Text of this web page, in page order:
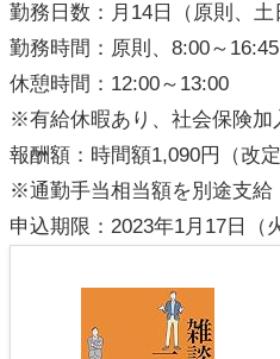
勤務日数：月14日（原則、土
勤務時間：原則、8:00～
休憩時間：12:00～13:00
※有給休暇あり、社会保険加
報酬額：時間額1,090円（改定
※通勤手当相当額を別途支給
申込期限：2023年1月17日（